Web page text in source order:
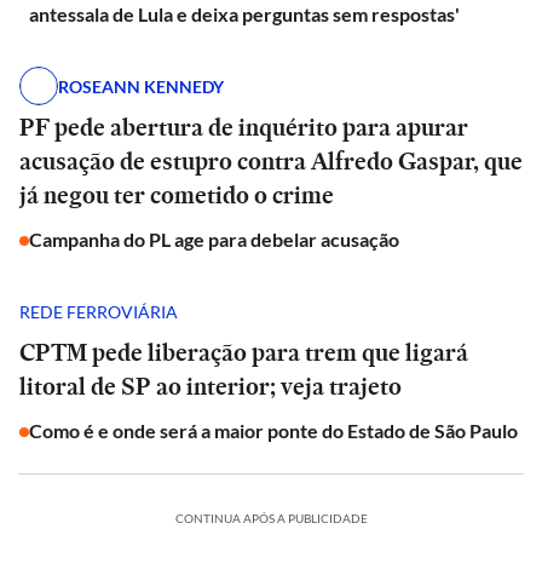
antessala de Lula e deixa perguntas sem respostas'
ROSEANN KENNEDY
PF pede abertura de inquérito para apurar
acusação de estupro contra Alfredo Gaspar, que
já negou ter cometido o crime
Campanha do PL age para debelar acusação
REDE FERROVIÁRIA
CPTM pede liberação para trem que ligará
litoral de SP ao interior; veja trajeto
Como é e onde será a maior ponte do Estado de São Paulo
CONTINUA APÓS A PUBLICIDADE